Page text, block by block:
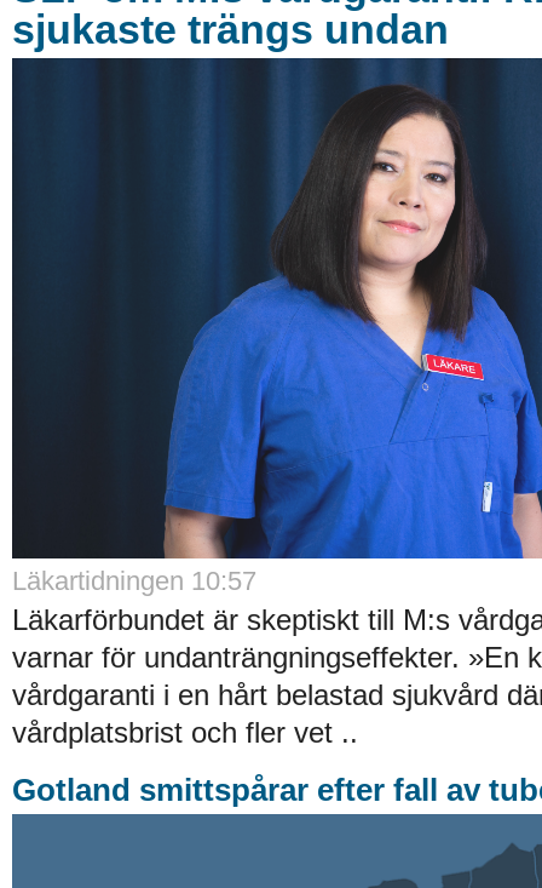
sjukaste trängs undan
Läkartidningen 10:57
Läkarförbundet är skeptiskt till M:s
varnar för undanträngningseffekter. »En
vårdgaranti i en hårt belastad sjukvård
vårdplatsbrist och fler vet ..
Gotland smittspårar efter fall av